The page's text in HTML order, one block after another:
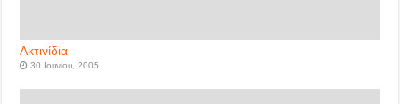
Ακτινίδια
30 Ιουνίου, 2005